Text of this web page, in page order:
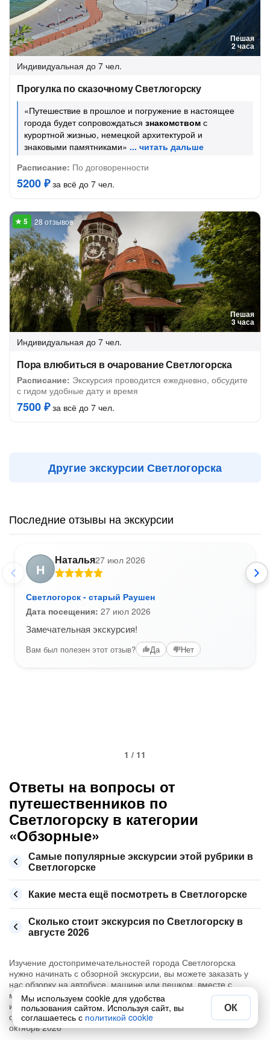
Пешая
2 часа
Индивидуальная до 7 чел.
Прогулка по сказочному Светлогорску
«Путешествие в прошлое и погружение в настоящее
города будет сопровождаться знакомством с
курортной жизнью, немецкой архитектурой и
знаковыми памятниками»
Расписание: По договоренности
5200 ₽за всё до 7 чел.
Пешая
3 часа
28 отзывов
Индивидуальная до 7 чел.
Пора влюбиться в очарование Светлогорска
Расписание: Экскурсия проводится ежедневно, обсудите
с гидом удобные дату и время
7500 ₽за всё до 7 чел.
Другие экскурсии Светлогорска
Последние отзывы на экскурсии
Н
Наталья27 июл 2026
Светлогорск - старый Раушен
Дата посещения: 27 июл 2026
Замечательная экскурсия!
Вам был полезен этот отзыв? Да Нет
1 / 11
Ответы на вопросы от
путешественников по
Светлогорску в категории
«Обзорные»
Самые популярные экскурсии этой рубрики в
Светлогорске
Какие места ещё посмотреть в Светлогорске
Сколько стоит экскурсия по Светлогорску в
августе 2026
Изучение достопримечательностей города Светлогорска
нужно начинать с обзорной экскурсии, вы можете заказать у
нас обзорку на автобусе, машине или пешком, вместе с
местным гидом, который расскажет о Светлогорске много
интересного. Приятные цены, много отзывов от туристов и
фото. Сегодня можно забронировать на 📅 август, сентябрь и
октябрь 2026
Мы используем cookie для удобства
пользования сайтом. Используя сайт, вы
соглашаетесь с политикой cookie
ОК